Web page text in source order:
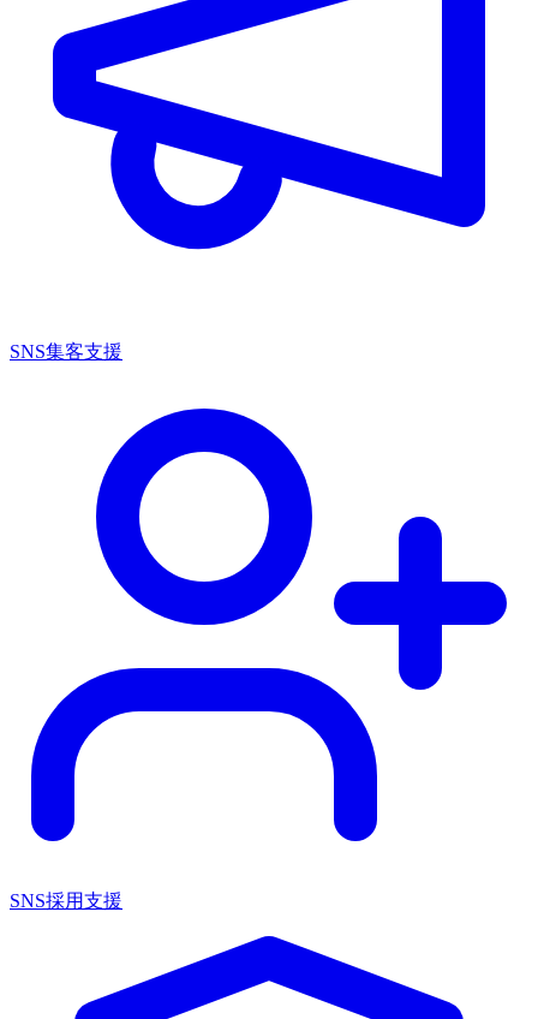
SNS集客支援
SNS採用支援